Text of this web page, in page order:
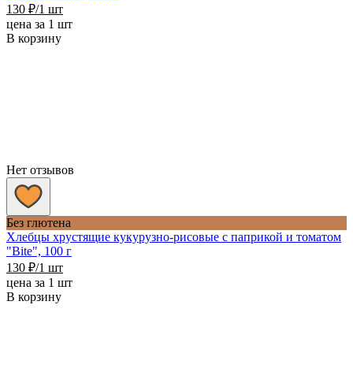
130 ₽/1 шт
цена за 1 шт
В корзину
Нет отзывов
Без глютена
Хлебцы хрустящие кукурузно-рисовые с паприкой и томатом
"Bite", 100 г
130 ₽/1 шт
цена за 1 шт
В корзину